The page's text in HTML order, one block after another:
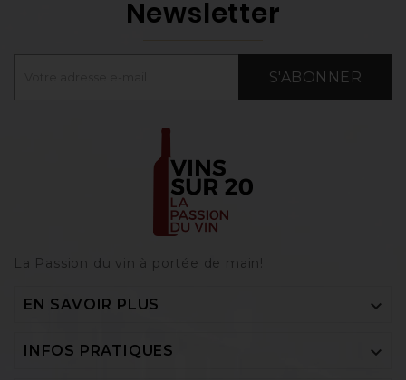
Newsletter
S'ABONNER
La Passion du vin à portée de main‎!
EN SAVOIR PLUS 
INFOS PRATIQUES 